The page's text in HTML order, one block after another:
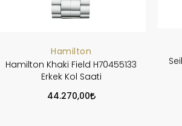
Hamilton
Hamilton Khaki Field H70455133
Erkek Kol Saati
44.270,00